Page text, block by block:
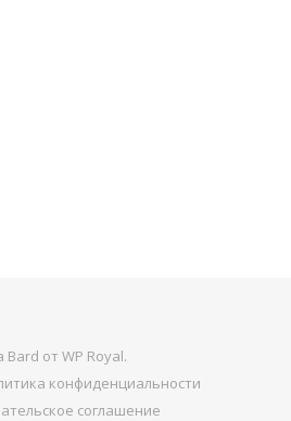
Bard от WP Royal.
конфиденциальности
соглашение